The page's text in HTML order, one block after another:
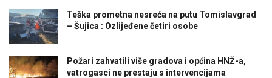
Teška prometna nesreća na putu Tomislavgrad
– Šujica : Ozlijeđene četiri osobe
Požari zahvatili više gradova i općina HNŽ-a,
vatrogasci ne prestaju s intervencijama